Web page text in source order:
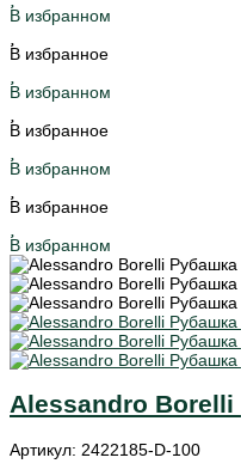
В избранном
В избранное
В избранном
В избранное
В избранном
В избранное
В избранном
Alessandro Borelli
Артикул: 2422185-D-100